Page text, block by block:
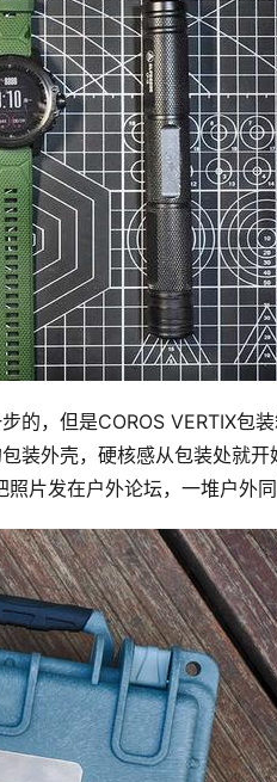
的，但是COROS VERTIX包
装外壳，硬核感从包装处就
片发在户外论坛，一堆户外